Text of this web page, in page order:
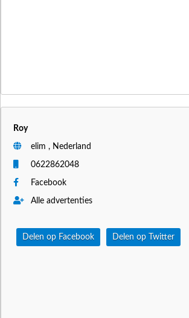
Roy
elim , Nederland
0622862048
Facebook
Alle advertenties
Delen op Facebook Delen op Twitter